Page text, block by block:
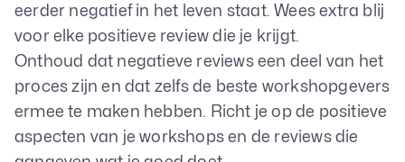
eerder negatief in het leven staat. Wees extra blij
voor elke positieve review die je krijgt.
Onthoud dat negatieve reviews een deel van het
proces zijn en dat zelfs de beste workshopgevers
ermee te maken hebben. Richt je op de positieve
aspecten van je workshops en de reviews die